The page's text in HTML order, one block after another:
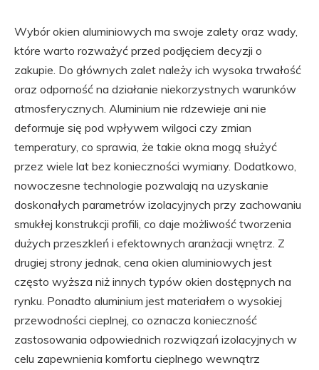
Wybór okien aluminiowych ma swoje zalety oraz wady,
które warto rozważyć przed podjęciem decyzji o
zakupie. Do głównych zalet należy ich wysoka trwałość
oraz odporność na działanie niekorzystnych warunków
atmosferycznych. Aluminium nie rdzewieje ani nie
deformuje się pod wpływem wilgoci czy zmian
temperatury, co sprawia, że takie okna mogą służyć
przez wiele lat bez konieczności wymiany. Dodatkowo,
nowoczesne technologie pozwalają na uzyskanie
doskonałych parametrów izolacyjnych przy zachowaniu
smukłej konstrukcji profili, co daje możliwość tworzenia
dużych przeszkleń i efektownych aranżacji wnętrz. Z
drugiej strony jednak, cena okien aluminiowych jest
często wyższa niż innych typów okien dostępnych na
rynku. Ponadto aluminium jest materiałem o wysokiej
przewodności cieplnej, co oznacza konieczność
zastosowania odpowiednich rozwiązań izolacyjnych w
celu zapewnienia komfortu cieplnego wewnątrz